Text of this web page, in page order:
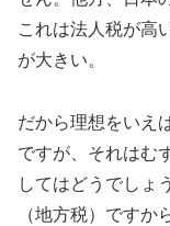
これは法人税が高
が大きい。
だから理想をいえ
ですが、それはむ
してはどうでしょ
（地方税）です